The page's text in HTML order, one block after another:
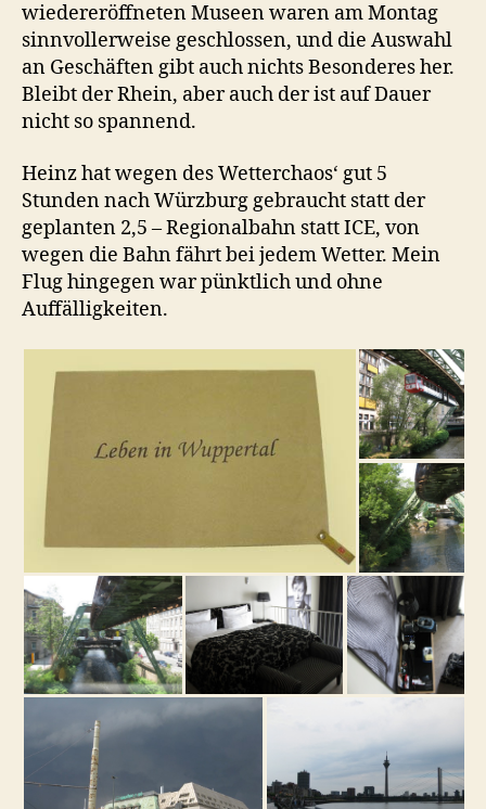
wiedereröffneten Museen waren am Montag
sinnvollerweise geschlossen, und die Auswahl
an Geschäften gibt auch nichts Besonderes her.
Bleibt der Rhein, aber auch der ist auf Dauer
nicht so spannend.
Heinz hat wegen des Wetterchaos‘ gut 5
Stunden nach Würzburg gebraucht statt der
geplanten 2,5 – Regionalbahn statt ICE, von
wegen die Bahn fährt bei jedem Wetter. Mein
Flug hingegen war pünktlich und ohne
Auffälligkeiten.